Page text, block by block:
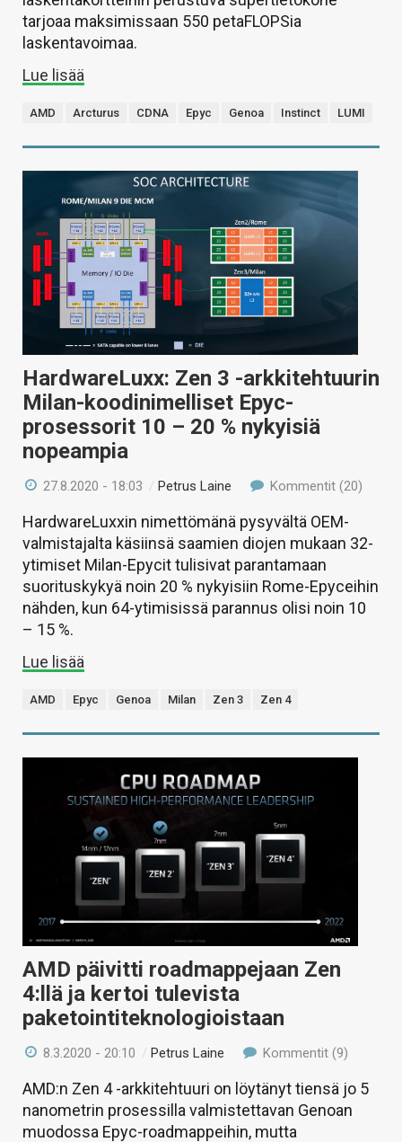
tarjoaa maksimissaan 550 petaFLOPSia
laskentavoimaa.
Lue lisää
AMD Arcturus CDNA Epyc Genoa Instinct LUMI
HardwareLuxx: Zen 3 -arkkitehtuurin
Milan-koodinimelliset Epyc-
prosessorit 10 – 20 % nykyisiä
nopeampia
27.8.2020 - 18:03 /Petrus Laine Kommentit (20)
HardwareLuxxin nimettömänä pysyvältä OEM-
valmistajalta käsiinsä saamien diojen mukaan 32-
ytimiset Milan-Epycit tulisivat parantamaan
suorituskykyä noin 20 % nykyisiin Rome-Epyceihin
nähden, kun 64-ytimisissä parannus olisi noin 10
– 15 %.
Lue lisää
AMD Epyc Genoa Milan Zen 3 Zen 4
AMD päivitti roadmappejaan Zen
4:llä ja kertoi tulevista
paketointiteknologioistaan
8.3.2020 - 20:10 /Petrus Laine Kommentit (9)
AMD:n Zen 4 -arkkitehtuuri on löytänyt tiensä jo 5
nanometrin prosessilla valmistettavan Genoan
muodossa Epyc-roadmappeihin, mutta